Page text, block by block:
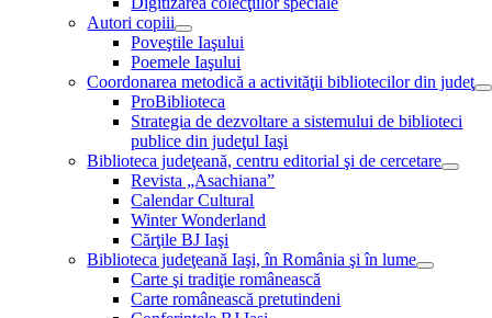
Autori copiii
Poveştile Iaşului
Poemele Iaşului
Coordonarea metodică a activităţii bibliotecilor din judeţ
ProBiblioteca
Strategia de dezvoltare a sistemului de biblioteci
publice din judeţul Iaşi
Biblioteca judeţeană, centru editorial şi de cercetare
Revista „Asachiana”
Calendar Cultural
Winter Wonderland
Cărţile BJ Iaşi
Biblioteca judeţeană Iaşi, în România şi în lume
Carte şi tradiţie românească
Carte românească pretutindeni